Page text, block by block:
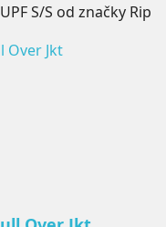
UPF S/S od značky Rip